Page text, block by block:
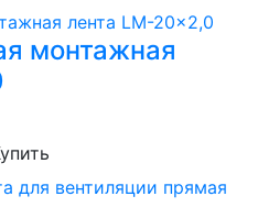
монтажная